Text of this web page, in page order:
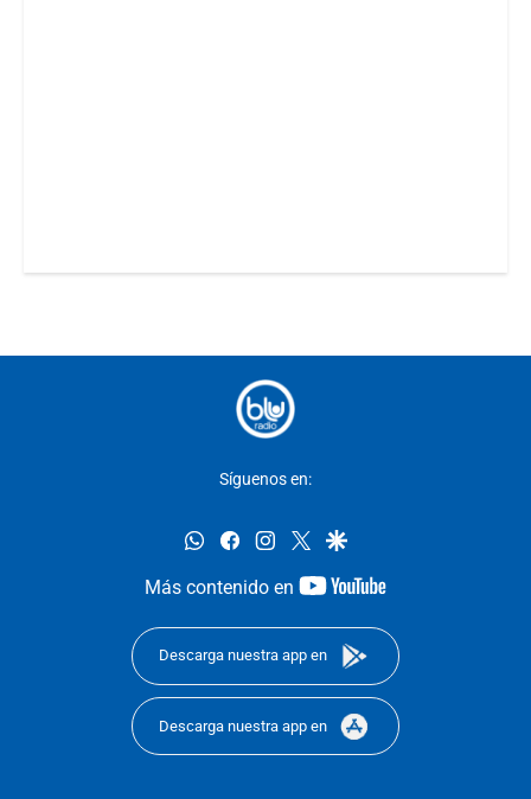
Síguenos en:
whatsappfacebookinstagram
twittergoogle
Más contenido en
youtube-
Descarga nuestra app en
Descarga nuestra app en